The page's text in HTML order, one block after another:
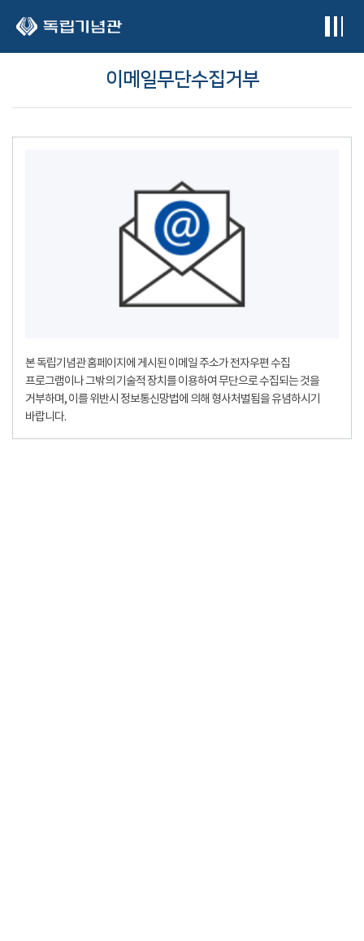
이메일무단수집거부
본 독립기념관 홈페이지에 게시된 이메일 주소가 전자우편 수집
프로그램이나 그밖의 기술적 장치를 이용하여 무단으로 수집되는 것을
거부하며, 이를 위반시 정보통신망법에 의해 형사처벌됨을 유념하시기
바랍니다.